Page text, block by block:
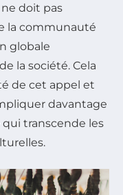
doit pas
la communauté
globale
la société. Cela
de cet appel et
davantage
transcende les